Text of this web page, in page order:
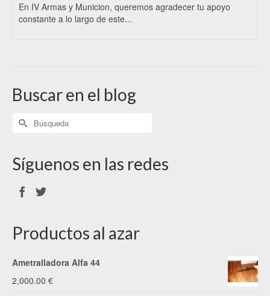
En IV Armas y Municion, queremos agradecer tu apoyo
constante a lo largo de este...
Buscar en el blog
Síguenos en las redes
Productos al azar
Ametralladora Alfa 44
2,000.00 €